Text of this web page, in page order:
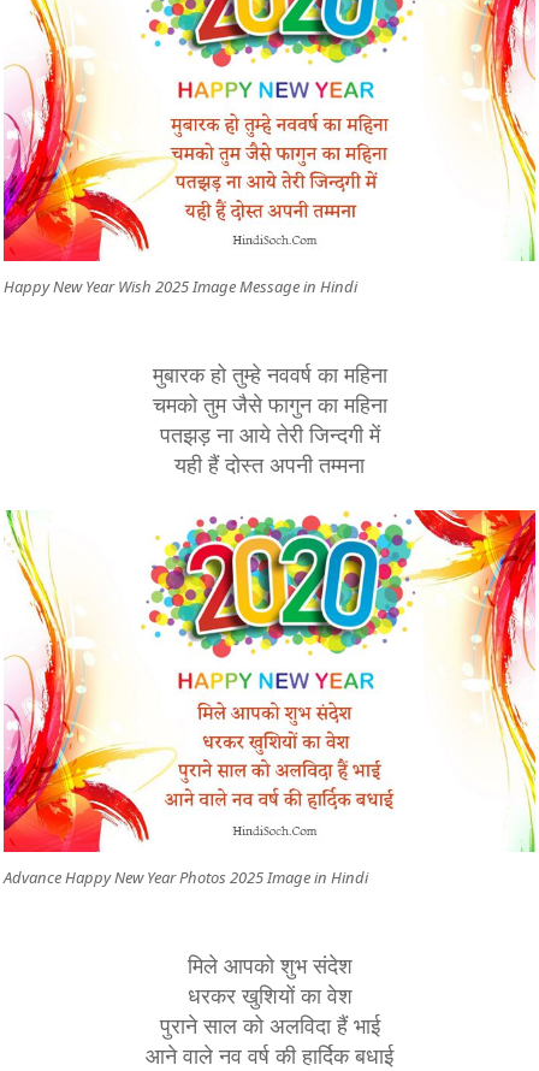
Happy New Year Wish 2025 Image Message in Hindi
मुबारक हो तुम्हे नववर्ष का महिना
चमको तुम जैसे फागुन का महिना
पतझड़ ना आये तेरी जिन्दगी में
यही हैं दोस्त अपनी तम्मना
Advance Happy New Year Photos 2025 Image in Hindi
मिले आपको शुभ संदेश
धरकर खुशियों का वेश
पुराने साल को अलविदा हैं भाई
आने वाले नव वर्ष की हार्दिक बधाई